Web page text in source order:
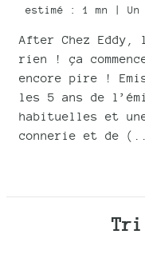
estimé : 1 mn | Un
After Chez Eddy,
rien ! ça
encore pire !
les 5 ans de
habituelles et
connerie et de
Tri